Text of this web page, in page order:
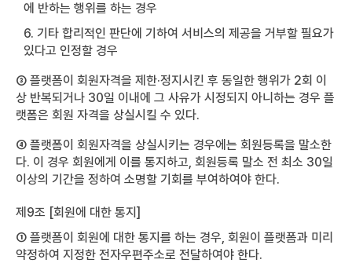
에 반하는 행위를 하는 경우
6. 기타 합리적인 판단에 기하여 서비스의 제공을 거부할 필요가
있다고 인정할 경우
③ 플랫폼이 회원자격을 제한·정지시킨 후 동일한 행위가 2회 이
상 반복되거나 30일 이내에 그 사유가 시정되지 아니하는 경우 플
랫폼은 회원 자격을 상실시킬 수 있다.
④ 플랫폼이 회원자격을 상실시키는 경우에는 회원등록을 말소한
다. 이 경우 회원에게 이를 통지하고, 회원등록 말소 전 최소 30일
이상의 기간을 정하여 소명할 기회를 부여하여야 한다.
제9조 [회원에 대한 통지]
① 플랫폼이 회원에 대한 통지를 하는 경우, 회원이 플랫폼과 미리
약정하여 지정한 전자우편주소로 전달하여야 한다.